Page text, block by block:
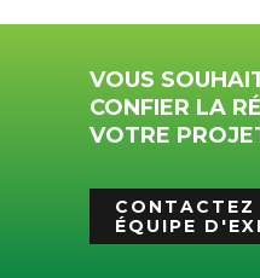
VOUS
CONFIER LA
VOTRE
CONTACTEZ
ÉQUIPE